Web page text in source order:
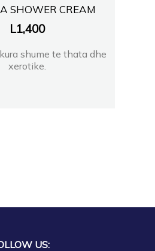
SHOWER CREAM
L1,400
shume te thata dhe
xerotike.
US: